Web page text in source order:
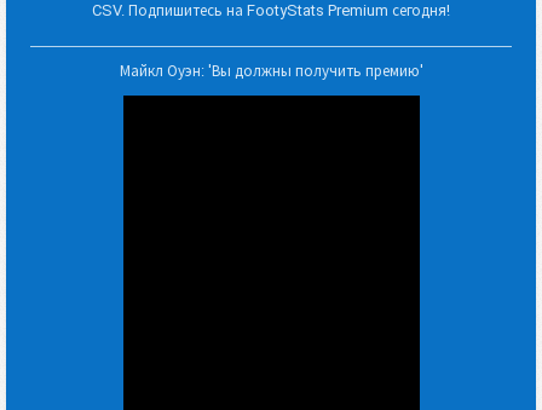
CSV. Подпишитесь на FootyStats Premium сегодня!
Майкл Оуэн: 'Вы должны получить премию'